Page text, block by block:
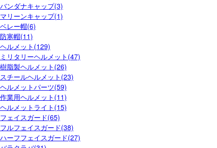
バンダナキャップ(3)
マリーンキャップ(1)
ベレー帽(6)
防寒帽(11)
ヘルメット(129)
ミリタリーヘルメット(47)
樹脂製ヘルメット(26)
スチールヘルメット(23)
ヘルメットパーツ(59)
作業用ヘルメット(11)
ヘルメットライト(15)
フェイスガード(65)
フルフェイスガード(38)
ハーフフェイスガード(27)